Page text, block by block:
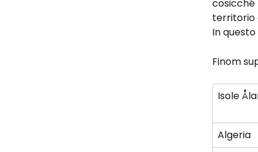
cosicché
territorio
In
Finom
Isole
Algeria